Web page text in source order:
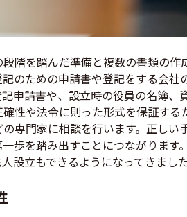
階を踏んだ準備と複数の書類の
のための申請書や登記をする会
申請書や、設立時の役員の名簿、
性や法令に則った形式を保証す
専門家に相談を行います。正し
歩を踏み出すことにつながりま
設立もできるようになってきました